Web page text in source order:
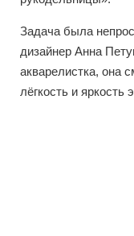
Задача была
дизайнер Анна
акварелистка, она
лёгкость и яркость